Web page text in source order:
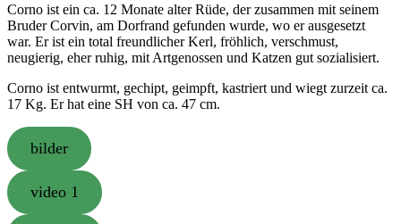
Corno ist ein ca. 12 Monate alter Rüde, der zusammen mit seinem
Bruder Corvin, am Dorfrand gefunden wurde, wo er ausgesetzt
war. Er ist ein total freundlicher Kerl, fröhlich, verschmust,
neugierig, eher ruhig, mit Artgenossen und Katzen gut sozialisiert.
Corno ist entwurmt, gechipt, geimpft, kastriert und wiegt zurzeit ca.
17 Kg. Er hat eine SH von ca. 47 cm.
bilder
video 1